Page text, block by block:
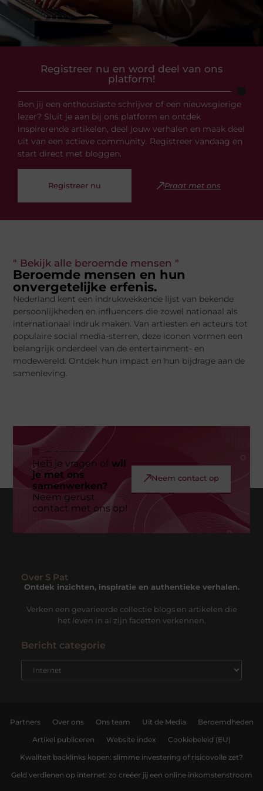
Registreer nu en word deel van ons
platform!
Ben jij een enthousiaste schrijver of een nieuwsgierige
lezer? Sluit je aan bij ons platform en ontdek
inspirerende artikelen, deel jouw verhalen en maak deel
uit van een actieve community. Registreer vandaag en
start direct met bloggen.
Registreer nu Praat met ons
" Bekijk alle beroemde mensen "
Beroemde mensen en hun
onvergetelijke erfenis.
Nederland kent een indrukwekkende lijst van bekende
persoonlijkheden en influencers die zowel nationaal als
internationaal indruk maken. Van artiesten en acteurs tot
populaire social media-sterren, deze iconen vormen een
belangrijk onderdeel van de entertainment- en
modewereld. Ontdek hun impact en hun bijdrage aan de
samenleving.
Heb je vragen ofwil
je met ons
samenwerken?
Neem gerust
contact met ons op!
Neem contact op
Over S Pat
Ontdek inzichten, inspiratie en authentieke verhalen.
Verken een gevarieerde collectie blogs en artikelen die
het leven in al zijn facetten verkennen.
Bericht categorie
Partners Over ons Ons team Uit de Media Beroemdheden
Artikel publiceren Website index Cookiebeleid (EU)
Kwaliteit backlinks kopen: slimme investering of risicovolle zet?
Geld verdienen op internet: zo creëer jij een online inkomstenstroom